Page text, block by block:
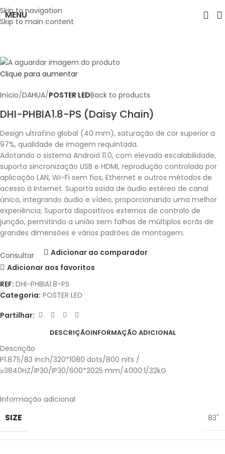
Skip to navigation
Skip to main content
MENU
Clique para aumentar
Início DAHUA POSTER LEDBack to products
DHI-PHBIA1.8-PS (Daisy Chain)
Design ultrafino global (40 mm), saturação de cor superior a
97%, qualidade de imagem requintada.
Adotando o sistema Android 11.0, com elevada escalabilidade,
suporta sincronização USB e HDMI, reprodução controlada por
aplicação LAN, Wi-Fi sem fios, Ethernet e outros métodos de
acesso à Internet. Suporta saída de áudio estéreo de canal
único, integrando áudio e vídeo, proporcionando uma melhor
experiência; Suporta dispositivos externos de controlo de
junção, permitindo a união sem falhas de múltiplos ecrãs de
grandes dimensões e vários padrões de montagem.
Consultar
Adicionar ao comparador
Adicionar aos favoritos
REF: DHI-PHBIA1.8-PS
Categoria: POSTER LED
Partilhar:
DESCRIÇÃOINFORMAÇÃO ADICIONAL
Descrição
P1.875/83 inch/320*1080 dots/800 nits /
≥3840HZ/IP30/IP30/600*2025 mm/4000:1/32kG
Informação adicional
SIZE 83"